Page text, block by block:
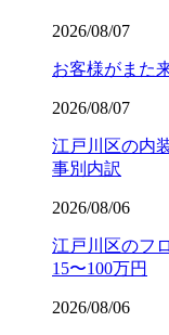
2026/08/07
お客様がまた
2026/08/07
江戸川区の内
事別内訳
2026/08/06
江戸川区のフ
15〜100万円
2026/08/06